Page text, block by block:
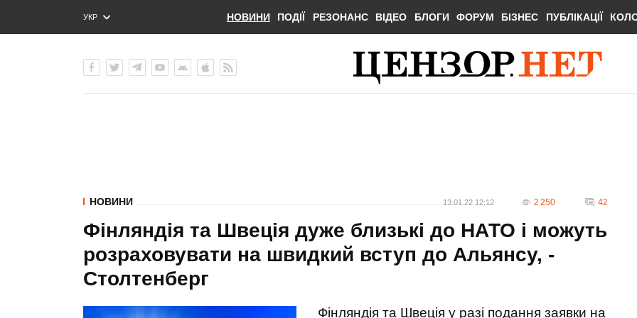
УКР
ENG
НОВИНИ ПОДІЇ РЕЗОНАНС ВІДЕО БЛОГИ ФОРУМ БІЗНЕС ПУБЛІКАЦІЇ
НОВИНИ 13.01.22 12:12 2 250 42
Фінляндія та Швеція дуже близькі до НАТО і можуть
розраховувати на швидкий вступ до Альянсу, -
Столтенберг
Фінляндія та Швеція у разі подання заявки на